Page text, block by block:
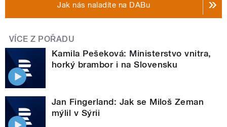
Jak nás naladíte na DABu
VÍCE Z POŘADU
Kamila Pešeková: Ministerstvo vnitra,
horký brambor i na Slovensku
Jan Fingerland: Jak se Miloš Zeman
mýlil v Sýrii